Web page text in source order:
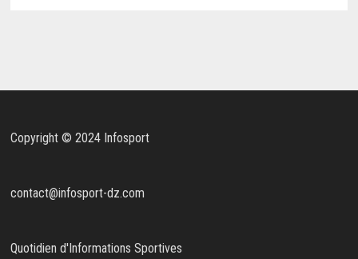
Copyright © 2024 Infosport
contact@infosport-dz.com
Quotidien d'Informations Sportives